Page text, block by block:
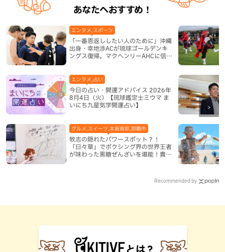
あなたへおすすめ！
「一番恩返ししたい人のために」沖縄
出身・幸地渉ACが琉球ゴールデンキ
ングス復帰。マクヘンリーAHCに信頼
エンタメ,スポーツ
今日の占い・開運アドバイス 2026年
8月4日（火）【琉球鑑定士ミウマ ま
いにち九星気学開運占い】
エンタメ,占い
牧志の隠れたパワースポット？！
「日々草」でボクシング界の世界王者
が味わった黒糖ぜんざいを堪能！貴重
グルメ,スイーツ,本島南部,那覇市
Recommended by